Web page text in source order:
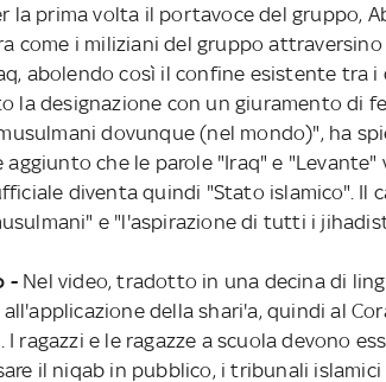
la prima volta il portavoce del gruppo,
come i miliziani del gruppo
abolendo così il confine esistente tra i
la designazione con un giuramento di
dovunque (nel mondo)", ha
aggiunto che le parole "Iraq" e
diventa quindi "Stato islamico". Il
e "l'aspirazione di tutti i
- Nel video, tradotto in una decina di
della shari'a, quindi al
ragazzi e le ragazze a scuola devono
il niqab in pubblico, i tribunali islamici